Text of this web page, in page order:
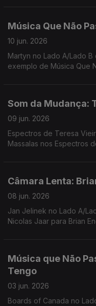
Música Que Não
10 jun. 2026
Martyn no Lado A/Lado
exemplo de Música Que
Som da Mudança:
09 jun. 2026
Espectros de Teresa
Massalas nos Espectros
Câmara Lenta:
08 jun. 2026
Jan Jelinek no Lado A/
Nicolas Jaar para Brian
Música que Não
Tengo
03 jun. 2026
Boards of Canada no